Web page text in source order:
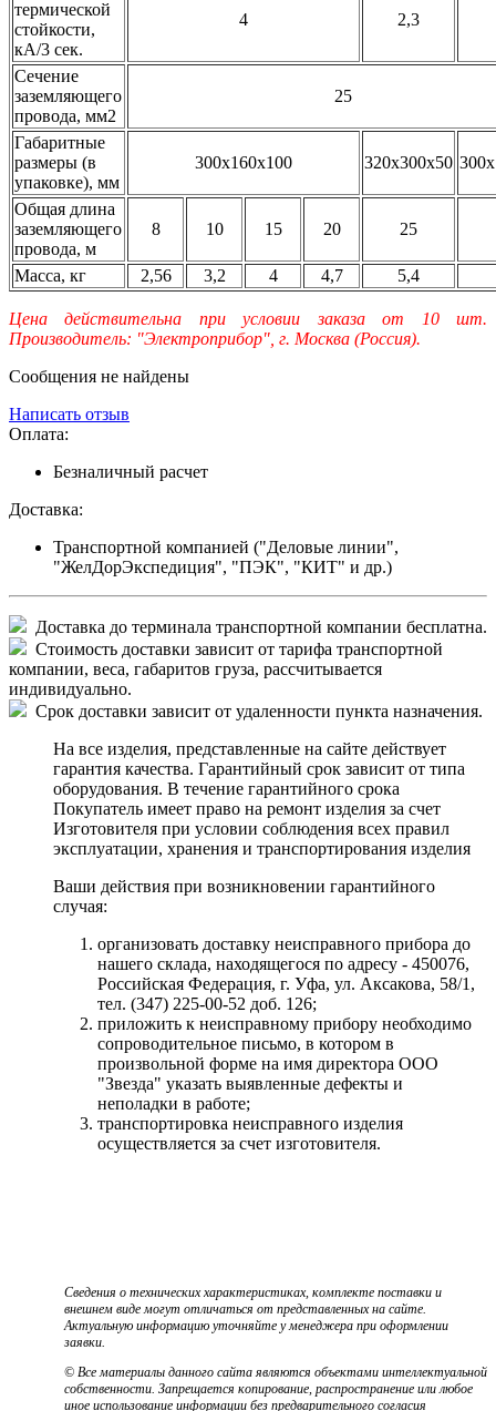
термической
стойкости,
кА/3 сек.
4 2,3
Сечение
заземляющего
провода, мм2
25
Габаритные
размеры (в
упаковке), мм
300x160x100 320х300х50
Общая длина
заземляющего
провода, м
8 10 15 20 25
Масса, кг 2,56 3,2 4 4,7 5,4
Цена действительна при условии заказа от 10 шт.
Производитель: "Электроприбор", г. Москва (Россия).
Сообщения не найдены
Написать отзыв
Оплата:
Безналичный расчет
Доставка:
Транспортной компанией ("Деловые линии",
"ЖелДорЭкспедиция", "ПЭК", "КИТ" и др.)
Доставка до терминала транспортной компании бесплатна.
Стоимость доставки зависит от тарифа транспортной
компании, веса, габаритов груза, рассчитывается
индивидуально.
Срок доставки зависит от удаленности пункта назначения.
На все изделия, представленные на сайте действует
гарантия качества. Гарантийный срок зависит от типа
оборудования. В течение гарантийного срока
Покупатель имеет право на ремонт изделия за счет
Изготовителя при условии соблюдения всех правил
эксплуатации, хранения и транспортирования изделия
Ваши действия при возникновении гарантийного
случая:
организовать доставку неисправного прибора до
нашего склада, находящегося по адресу - 450076,
Российская Федерация, г. Уфа, ул. Аксакова, 58/1,
тел. (347) 225-00-52 доб. 126;
приложить к неисправному прибору необходимо
сопроводительное письмо, в котором в
произвольной форме на имя директора ООО
"Звезда" указать выявленные дефекты и
неполадки в работе;
транспортировка неисправного изделия
осуществляется за счет изготовителя.
Сведения о технических характеристиках, комплекте поставки и
внешнем виде могут отличаться от представленных на сайте.
Актуальную информацию уточняйте у менеджера при оформлении
заявки.
© Все материалы данного сайта являются объектами интеллектуальной
собственности. Запрещается копирование, распространение или любое
иное использование информации без предварительного согласия